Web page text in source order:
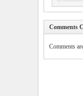
Comments
Comments